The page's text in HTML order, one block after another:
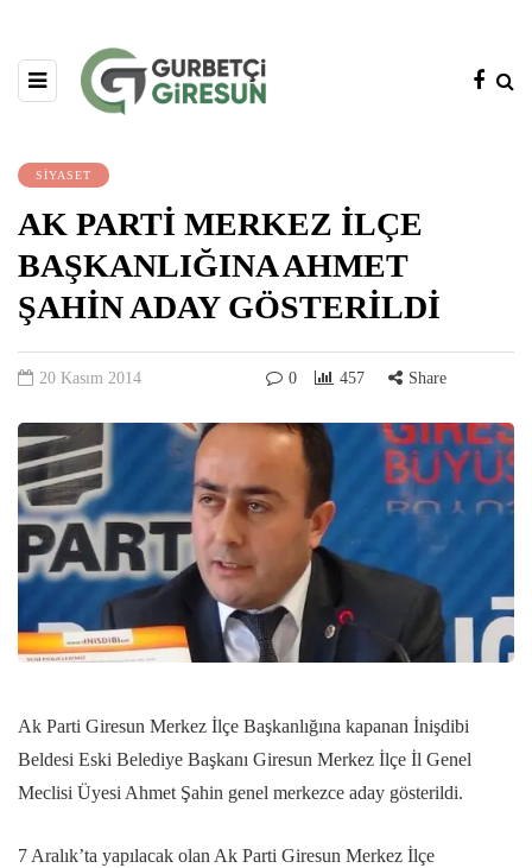
SİYASET
AK PARTİ MERKEZ İLÇE
BAŞKANLIĞINA AHMET
ŞAHİN ADAY GÖSTERİLDİ
20 Kasım 2014 0 457 Share
Ak Parti Giresun Merkez İlçe Başkanlığına kapanan İnişdibi
Beldesi Eski Belediye Başkanı Giresun Merkez İlçe İl Genel
Meclisi Üyesi Ahmet Şahin genel merkezce aday gösterildi.
7 Aralık’ta yapılacak olan Ak Parti Giresun Merkez İlçe